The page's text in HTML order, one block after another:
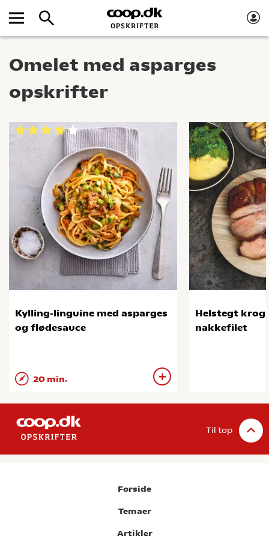
Omelet med asparges
opskrifter
Kylling-linguine med asparges
og flødesauce
20 min.
Helstegt
nakkefilet
Til top
Forside
Temaer
Artikler